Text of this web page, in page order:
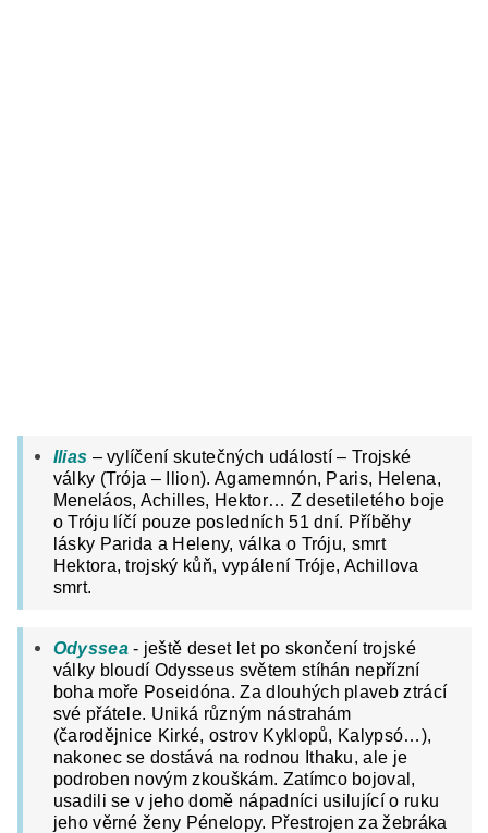
Ilias – vylíčení skutečných událostí – Trojské
války (Trója – Ilion). Agamemnón, Paris, Helena,
Meneláos, Achilles, Hektor… Z desetiletého boje
o Tróju líčí pouze posledních 51 dní. Příběhy
lásky Parida a Heleny, válka o Tróju, smrt
Hektora, trojský kůň, vypálení Tróje, Achillova
smrt.
Odyssea- ještě deset let po skončení trojské
války bloudí Odysseus světem stíhán nepřízní
boha moře Poseidóna. Za dlouhých plaveb ztrácí
své přátele. Uniká různým nástrahám
(čarodějnice Kirké, ostrov Kyklopů, Kalypsó…),
nakonec se dostává na rodnou Ithaku, ale je
podroben novým zkouškám. Zatímco bojoval,
usadili se v jeho domě nápadníci usilující o ruku
jeho věrné ženy Pénelopy. Přestrojen za žebráka